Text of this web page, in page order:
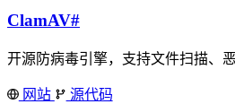
ClamAV#
开源防病毒引擎，支持文件扫描、
网站 源代码